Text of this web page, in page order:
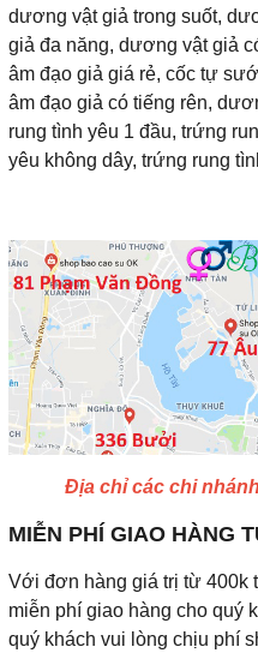
dương vật giả trong suốt,
giả đa năng, dương vật giả
âm đạo giả giá rẻ, cốc tự
âm đạo giả có tiếng rên,
rung tình yêu 1 đầu, trứng
yêu không dây, trứng rung
Địa chỉ các chi
MIỄN PHÍ GIAO HÀNG
Với đơn hàng giá trị từ 400k
miễn phí giao hàng cho quý
quý khách vui lòng chịu phí